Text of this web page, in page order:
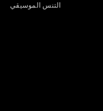
التنس الموسيقي